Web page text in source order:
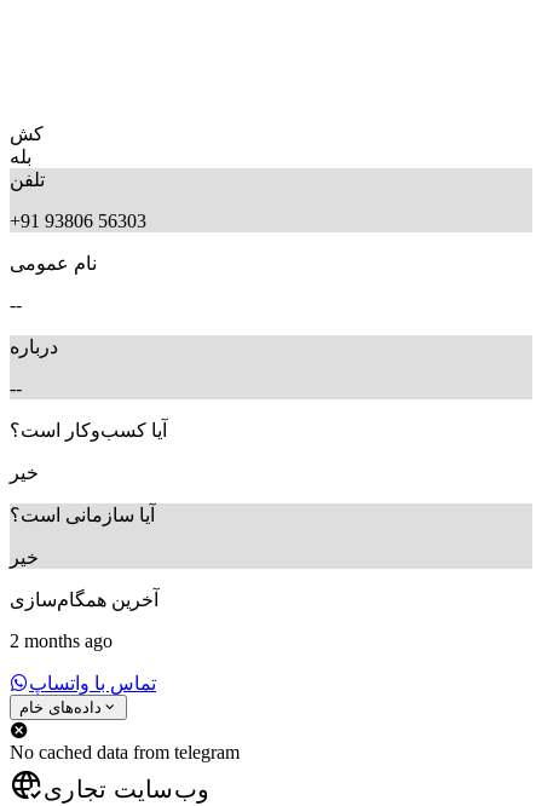
کش
بله
تلفن
+91 93806 56303
نام عمومی
--
درباره
--
آیا کسب‌وکار است؟
خیر
آیا سازمانی است؟
خیر
آخرین همگام‌سازی
2 months ago
تماس با واتساپ
داده‌های خام
No cached data from telegram
وب‌سایت تجاری